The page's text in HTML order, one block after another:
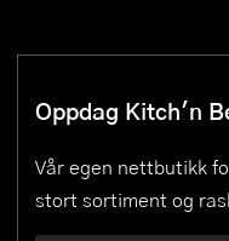
Oppdag Kitch'n
Vår egen nettbutikk
stort sortiment og